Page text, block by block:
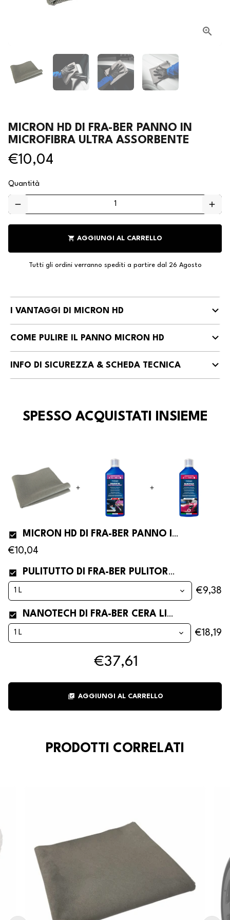
MICRON HD DI FRA-BER PANNO IN
MICROFIBRA ULTRA ASSORBENTE
€10,04
Quantità
remove add
shopping_cart AGGIUNGI AL CARRELLO
Tutti gli ordini verranno spediti a partire dal 26 Agosto
I VANTAGGI DI MICRON HD
COME PULIRE IL PANNO MICRON HD
INFO DI SICUREZZA & SCHEDA TECNICA
SPESSO ACQUISTATI INSIEME
€37,61
library_add_check AGGIUNGI AL CARRELLO
MICRON HD DI FRA-BER PANNO IN MICROFIBRA ULTRA ASSORBENTE
€10,04
PULITUTTO DI FRA-BER PULITORE PER INTERNI AUTO E SGRASSATORE CONCENTRATO
€9,38
NANOTECH DI FRA-BER CERA LIQUIDA NANOTECNOLOGICA E AUTOASCIUGANTE PER AUTO
€18,19
PRODOTTI CORRELATI